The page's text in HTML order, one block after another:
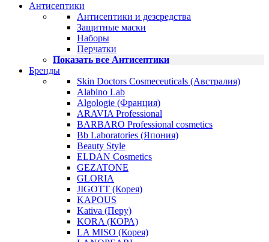
Антисептики
Антисептики и дезсредства
Защитные маски
Наборы
Перчатки
Показать все Антисептики
Бренды
Skin Doctors Cosmeceuticals (Австралия)
Alabino Lab
Algologie (Франция)
ARAVIA Professional
BARBARO Professional cosmetics
Bb Laboratories (Япония)
Beauty Style
ELDAN Cosmetics
GEZATONE
GLORIA
JIGOTT (Корея)
KAPOUS
Kativa (Перу)
KORA (КОРА)
LA MISO (Корея)